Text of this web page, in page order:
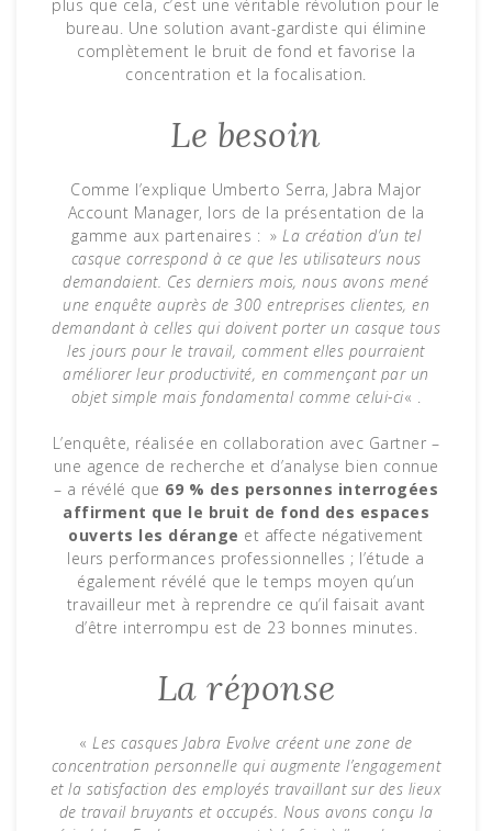
plus que cela, c’est une véritable révolution pour le
bureau. Une solution avant-gardiste qui élimine
complètement le bruit de fond et favorise la
concentration et la focalisation.
Le besoin
Comme l’explique Umberto Serra, Jabra Major
Account Manager, lors de la présentation de la
gamme aux partenaires : » La création d’un tel
casque correspond à ce que les utilisateurs nous
demandaient. Ces derniers mois, nous avons mené
une enquête auprès de 300 entreprises clientes, en
demandant à celles qui doivent porter un casque tous
les jours pour le travail, comment elles pourraient
améliorer leur productivité, en commençant par un
objet simple mais fondamental comme celui-ci« .
L’enquête, réalisée en collaboration avec Gartner –
une agence de recherche et d’analyse bien connue
– a révélé que 69 % des personnes interrogées
affirment que le bruit de fond des espaces
ouverts les dérange et affecte négativement
leurs performances professionnelles ; l’étude a
également révélé que le temps moyen qu’un
travailleur met à reprendre ce qu’il faisait avant
d’être interrompu est de 23 bonnes minutes.
La réponse
« Les casques Jabra Evolve créent une zone de
concentration personnelle qui augmente l’engagement
et la satisfaction des employés travaillant sur des lieux
de travail bruyants et occupés. Nous avons conçu la